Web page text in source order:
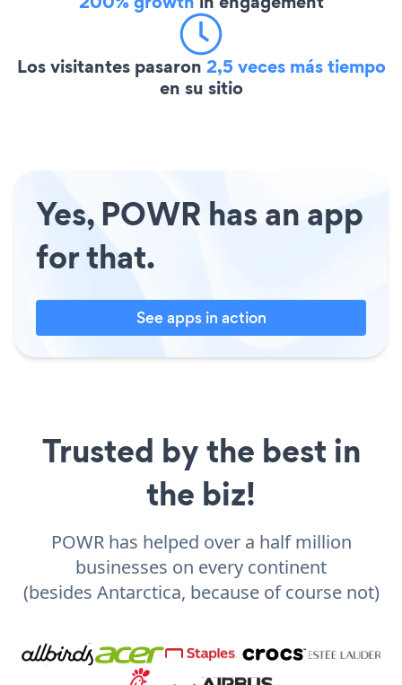
Los visitantes pasaron 2,5 veces más tiempo
en su sitio
Yes, POWR has an app
for that.
See apps in action
Trusted by the best in
the biz!
POWR has helped over a half million
businesses on every continent
(besides Antarctica, because of course not)